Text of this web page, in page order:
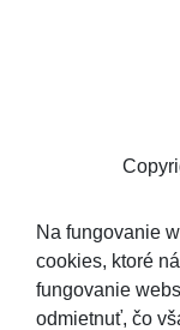
Na fungovanie
cookies, ktoré
fungovanie
odmietnuť, čo